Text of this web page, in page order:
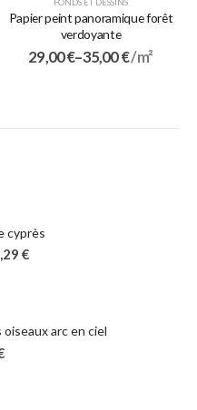
Papier peint panoramique forêt
verdoyante
29,00€–35,00€/ m²
cyprès
€
arc en ciel